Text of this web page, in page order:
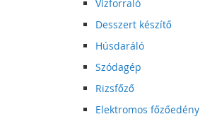
Vízforraló
Desszert készítő
Húsdaráló
Szódagép
Rizsfőző
Elektromos főzőedény